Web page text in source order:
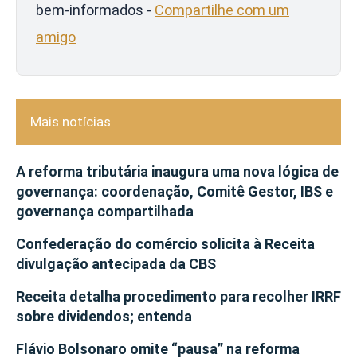
bem-informados - Compartilhe com um
amigo
Mais notícias
A reforma tributária inaugura uma nova lógica de
governança: coordenação, Comitê Gestor, IBS e
governança compartilhada
Confederação do comércio solicita à Receita
divulgação antecipada da CBS
Receita detalha procedimento para recolher IRRF
sobre dividendos; entenda
Flávio Bolsonaro omite “pausa” na reforma